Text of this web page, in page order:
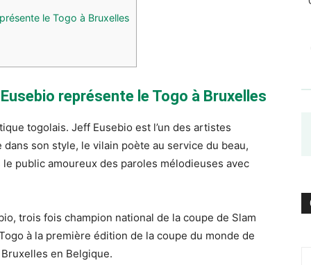
le Togo à Bruxelles
représente le Togo à Bruxelles
togolais. Jeff Eusebio est l’un des artistes
son style, le vilain poète au service du beau,
public amoureux des paroles mélodieuses avec
trois fois champion national de la coupe de Slam
à la première édition de la coupe du monde de
en Belgique.